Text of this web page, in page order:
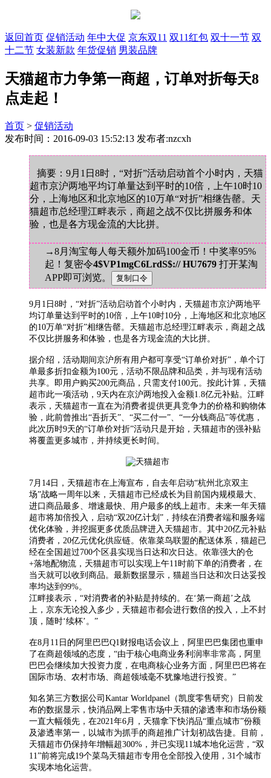
返回首页 促销活动 年中大促 京东双11 双11红包 双十一节 双
十二节 女装新款 年货促销 男装品牌
天猫超市力争第一商超，订单对折每天8
点走起！
首页 > 促销活动
发布时间：2016-09-03 15:52:13 发布者:nzcxh
摘要：9月1日8时，“对折”活动启动首个小时内，天猫
超市京沪两地平均订单量达到平时的10倍，上午10时10
分，上海地区和北京地区的10万单“对折”相继告罄。天
猫超市总经理江畔表示，商超之战不仅比拼服务和体
验，也是各方现金流的大比拼。
→8月淘宝每人每天额外加码100金币！中奖率95%
起！复密令4$VP1mgC6LrdS$:// HU7679 打开某淘
APP即可浏览。
9月1日8时，“对折”活动启动首个小时内，天猫超市京沪两地平
均订单量达到平时的10倍，上午10时10分，上海地区和北京地区
的10万单“对折”相继告罄。天猫超市总经理江畔表示，商超之战
不仅比拼服务和体验，也是各方现金流的大比拼。
据介绍，活动期间京沪所有用户都可享受“订单价对折”，单个订
单最多折扣金额为100元，活动不限品牌和品类，并与现有活动
共享。即用户购买200元商品，只需支付100元。按此计算，天猫
超市此一项活动，9天内在京沪两地投入金额1.8亿元补贴。江畔
表示，天猫超市一直在为消费者提供更具竞争力的价格和购物体
验，此前曾推出“吾折天”、“买二付一”、“一分钱商品”等优惠，
此次历时9天的“订单价对折”活动只是开始，天猫超市的强补贴
将覆盖更多城市，并持续更长时间。
7月14日，天猫超市在上海宣布，自去年启动“杭州北京双主
场”战略一周年以来，天猫超市已经成长为目前国内规模最大、
进口商品最多、增速最快、用户最多的线上超市。未来一年天猫
超市将加倍投入，启动“双20亿计划”，持续在消费者端和服务端
优化体验，并挖掘更多优质品牌进入天猫超市。其中20亿元补贴
消费者，20亿元优化供应链。依靠菜鸟联盟的配送体系，猫超已
经在全国超过700个区县实现当日达和次日达。依靠强大的仓
+落地配物流，天猫超市可以实现上午11时前下单的消费者，在
当天就可以收到商品。最新数据显示，猫超当日达和次日达妥投
率均达到99%。
江畔接表示，“对消费者的补贴是持续的。在‘第一商超’之战
上，京东无论投入多少，天猫超市都会进行数倍的投入，上不封
顶，随时‘续杯’。”
在8月11日的阿里巴巴Q1财报电话会议上，阿里巴巴集团也重申
了在商超领域的态度，“由于核心电商业务利润率非常高，阿里
巴巴会继续加大投资力度，在电商核心业务方面，阿里巴巴将在
国际市场、农村市场、商超领域毫不犹豫地进行投资。”
知名第三方数据公司Kantar Worldpanel（凯度零售研究）日前发
布的数据显示，快消品网上零售市场中天猫的渗透率和市场份额
一直大幅领先，在2021年6月，天猫拿下快消品“重点城市”份额
及渗透率第一，以城市为抓手的商超推广计划初战告捷。目前，
天猫超市仍保持年增幅超300%，并已实现11城本地化运营，“双
11”前将完成19个菜鸟天猫超市专用仓全部投入使用，31个城市
实现本地化运营。